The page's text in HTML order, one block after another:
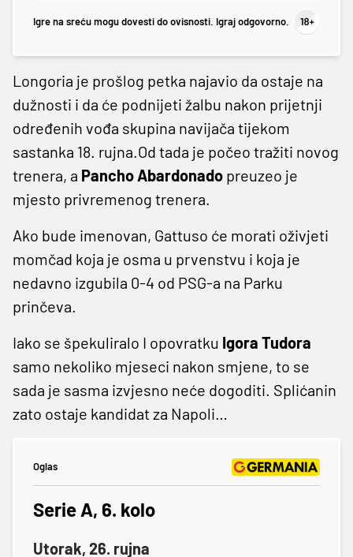
Igre na sreću mogu dovesti do ovisnosti. Igraj odgovorno.
Longoria je prošlog petka najavio da ostaje na
dužnosti i da će podnijeti žalbu nakon prijetnji
određenih vođa skupina navijača tijekom
sastanka 18. rujna.Od tada je počeo tražiti novog
trenera, a Pancho Abardonado preuzeo je
mjesto privremenog trenera.
Ako bude imenovan, Gattuso će morati oživjeti
momčad koja je osma u prvenstvu i koja je
nedavno izgubila 0-4 od PSG-a na Parku
prinčeva.
Iako se špekuliralo I opovratku Igora Tudora
samo nekoliko mjeseci nakon smjene, to se
sada je sasma izvjesno neće dogoditi. Splićanin
zato ostaje kandidat za Napoli…
Oglas
Serie A, 6. kolo
Utorak, 26. rujna